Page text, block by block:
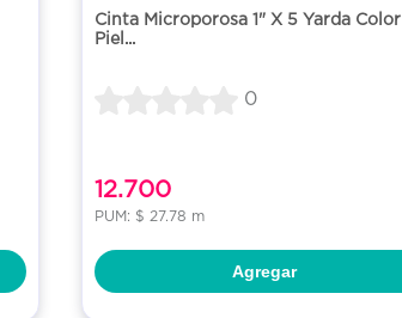
Cinta Microporosa 1" X 5 Yarda Color
Piel...
0
12.700
PUM: $ 27.78 m
Agregar